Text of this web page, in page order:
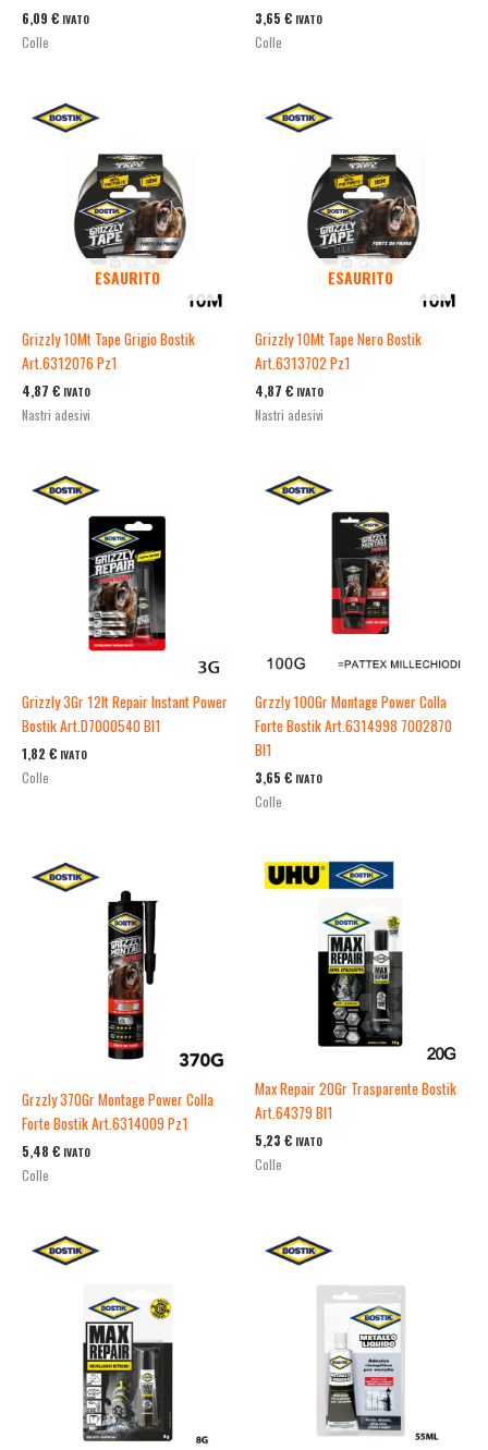
6,09 € IVATO
Colle
3,65 € IVATO
Colle
ESAURITO
Grizzly 10Mt Tape Grigio Bostik
Art.6312076 Pz1
4,87 € IVATO
Nastri adesivi
ESAURITO
Grizzly 10Mt Tape Nero Bostik
Art.6313702 Pz1
4,87 € IVATO
Nastri adesivi
Grizzly 3Gr 12It Repair Instant Power
Bostik Art.D7000540 Bl1
1,82 € IVATO
Colle
Grzzly 100Gr Montage Power Colla
Forte Bostik Art.6314998 7002870
Bl1
3,65 € IVATO
Colle
Grzzly 370Gr Montage Power Colla
Forte Bostik Art.6314009 Pz1
5,48 € IVATO
Colle
Max Repair 20Gr Trasparente Bostik
Art.64379 Bl1
5,23 € IVATO
Colle